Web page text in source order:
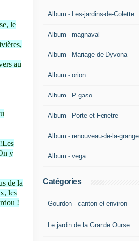
le
au
y
de la
les
!
Album - Les-jardins-de-Colette
Album - magnaval
Album - Mariage de Dyvona
Album - orion
Album - P-gase
Album - Porte et Fenetre
Album - renouveau-de-la-grange
Album - vega
Catégories
Gourdon - canton et environ
Le jardin de la Grande Ourse